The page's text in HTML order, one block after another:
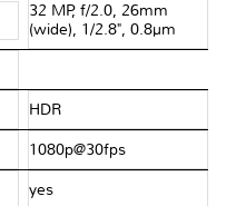
32 MP, f/2.0, 26mm
(wide), 1/2.8", 0.8µm
HDR
1080p@30fps
yes